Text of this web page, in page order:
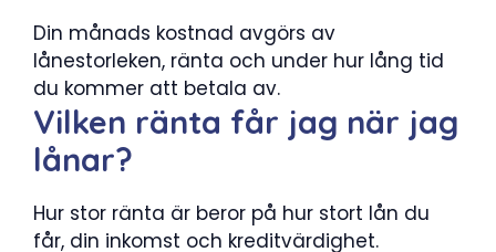
Din månads kostnad avgörs av
lånestorleken, ränta och under hur lång tid
du kommer att betala av.
Vilken ränta får jag när jag
lånar?
Hur stor ränta är beror på hur stort lån du
får, din inkomst och kreditvärdighet.